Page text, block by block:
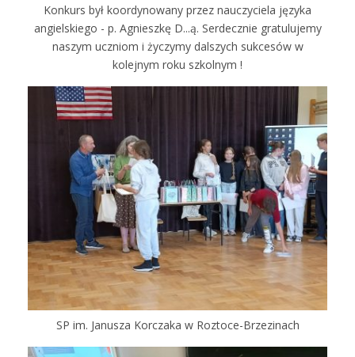
Konkurs był koordynowany przez nauczyciela języka
angielskiego - p. Agnieszkę D...ą. Serdecznie gratulujemy
naszym uczniom i życzymy dalszych sukcesów w
kolejnym roku szkolnym !
SP im. Janusza Korczaka w Roztoce-Brzezinach